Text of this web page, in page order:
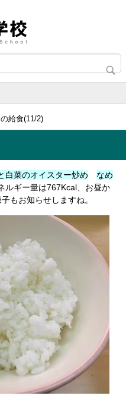
給食(11/2)
白菜のオイスター炒め
なめ
ルギー量は767Kcal、お昼か
もお知らせしますね。